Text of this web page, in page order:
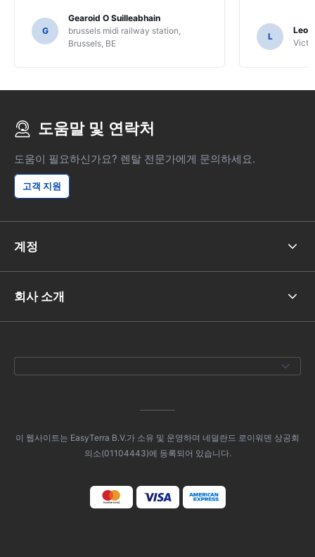
G
Gearoid O Suilleabhain
brussels midi railway station,
Brussels, BE
L
도움말 및 연락처
도움이 필요하신가요? 렌탈 전문가에게 문의하세요.
고객 지원
계정
회사 소개
이 웹사이트는 EasyTerra B.V.가 소유 및 운영하며 네덜란드 로이워덴 상공회
의소(01104443)에 등록되어 있습니다.